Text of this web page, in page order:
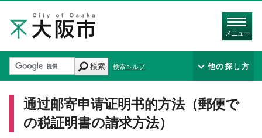
メニュー
検索 検索ヘルプ 他の探し方
通过邮寄申请证明书的方法（郵便で
の税証明書の請求方法）